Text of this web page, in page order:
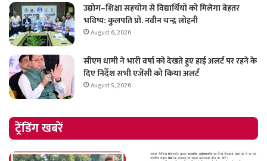
उद्योग–शिक्षा सहयोग से विद्यार्थियों को मिलेगा बेहतर
भविष्य: कुलपति प्रो. नवीन चन्द्र लोहनी
August 6, 2026
सीएम धामी ने भारी वर्षा को देखते हुए हाई अलर्ट पर रहने के
दिए निर्देश सभी एजेंसी को किया अलर्ट
August 5, 2026
ट्रेंडिंग खबरें